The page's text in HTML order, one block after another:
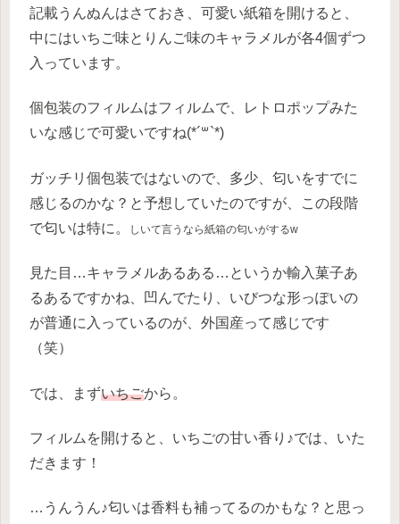
記載うんぬんはさておき、可愛い紙箱を開けると、
中にはいちご味とりんご味のキャラメルが各4個ずつ
入っています。
個包装のフィルムはフィルムで、レトロポップみた
いな感じで可愛いですね(*´꒳`*)
ガッチリ個包装ではないので、多少、匂いをすでに
感じるのかな？と予想していたのですが、この段階
で匂いは特に。
しいて言うなら紙箱の匂いがするw
見た目…キャラメルあるある…というか輸入菓子あ
るあるですかね、凹んでたり、いびつな形っぽいの
が普通に入っているのが、外国産って感じです
（笑）
では、まずいちごから。
フィルムを開けると、いちごの甘い香り♪では、いた
だきます！
…うんうん♪匂いは香料も補ってるのかもな？と思っ